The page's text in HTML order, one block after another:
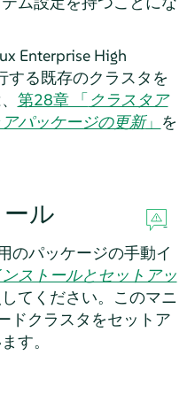
Enterprise High
する既存のクラスタを
第28章 「クラスタア
パッケージの更新」 を
ル
のパッケージの手動イ
ンストールとセットアッ
てください。このマニ
ドクラスタをセットア
す。